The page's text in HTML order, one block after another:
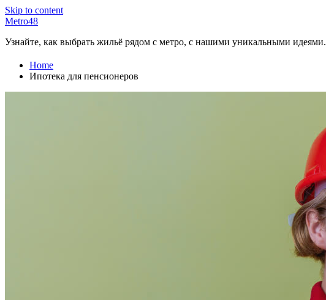
Skip to content
Metro48
Узнайте, как выбрать жильё рядом с метро, с нашими уникальными идеями.
Home
Ипотека для пенсионеров